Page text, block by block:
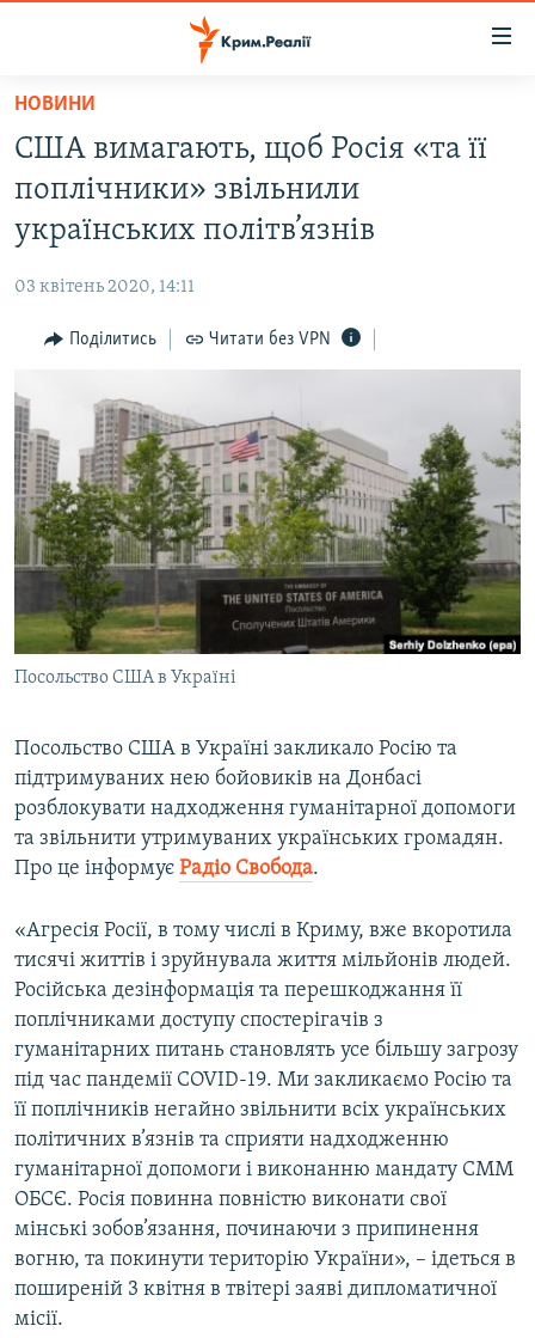
Перейти
основного
матеріалу
Перейти
до
основної
Перейти
пошуку
ВІДЕО ТА ФОТО
БЛОГИ
ПОГЛЯД
ВСЕ ЗА ДЕНЬ
СПЕЦПРОЕКТИ
ДЕПОРТАЦІЯ
ВІДЕОУРОКИ «ELIFBE»
СВІДЧЕННЯ ОКУПАЦІЇ
УКРАЇНСЬКА ПРОБЛЕМА КРИМУ
ІНФОГРАФІКА
ЯК ОБІЙТИ БЛОКУВАННЯ
Русский
Qırımtatar
ДОЛУЧАЙСЯ!
Усі сайти RFE/RL
НОВИНИ
США вимагають, щоб Росія «та її
поплічники» звільнили
українських політв’язнів
03 квітень 2020, 14:11
Поділитись Читати без VPN
Посольство США в Україні
Посольство США в Україні закликало Росію та
підтримуваних нею бойовиків на Донбасі
розблокувати надходження гуманітарної допомоги
та звільнити утримуваних українських громадян.
Про це інформує Радіо Свобода.
«Агресія Росії, в тому числі в Криму, вже вкоротила
тисячі життів і зруйнувала життя мільйонів людей.
Російська дезінформація та перешкоджання її
поплічниками доступу спостерігачів з
гуманітарних питань становлять усе більшу загрозу
під час пандемії COVID-19. Ми закликаємо Росію та
її поплічників негайно звільнити всіх українських
політичних в’язнів та сприяти надходженню
гуманітарної допомоги і виконанню мандату СММ
ОБСЄ. Росія повинна повністю виконати свої
мінські зобов’язання, починаючи з припинення
вогню, та покинути територію України», – ідеться в
поширеній 3 квітня в твітері заяві дипломатичної
місії.